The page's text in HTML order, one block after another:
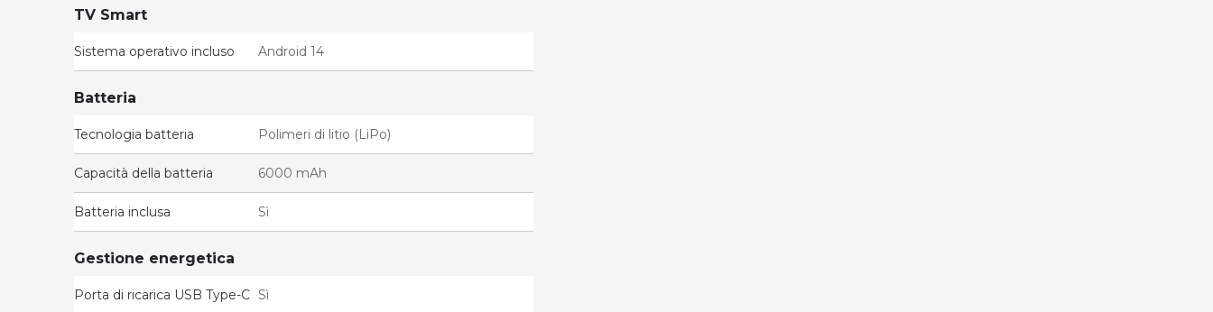
TV Smart
Sistema operativo incluso Android 14
Batteria
Tecnologia batteria Polimeri di litio (LiPo)
Capacità della batteria 6000 mAh
Batteria inclusa Sì
Gestione energetica
Porta di ricarica USB Type-C Sì